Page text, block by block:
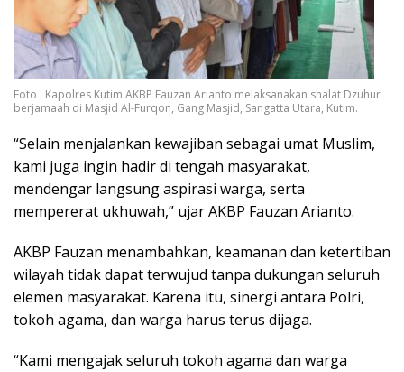
Foto : Kapolres Kutim AKBP Fauzan Arianto melaksanakan shalat Dzuhur
berjamaah di Masjid Al-Furqon, Gang Masjid, Sangatta Utara, Kutim.
“Selain menjalankan kewajiban sebagai umat Muslim,
kami juga ingin hadir di tengah masyarakat,
mendengar langsung aspirasi warga, serta
mempererat ukhuwah,” ujar AKBP Fauzan Arianto.
AKBP Fauzan menambahkan, keamanan dan ketertiban
wilayah tidak dapat terwujud tanpa dukungan seluruh
elemen masyarakat. Karena itu, sinergi antara Polri,
tokoh agama, dan warga harus terus dijaga.
“Kami mengajak seluruh tokoh agama dan warga